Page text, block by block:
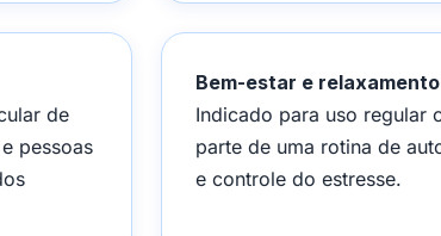
de
pessoas
Bem-estar e
Indicado para uso regular
parte de uma rotina de
e controle do estresse.